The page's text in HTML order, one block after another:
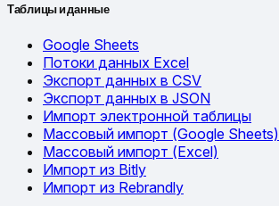
Таблицы и данные
Google Sheets
Потоки данных Excel
Экспорт данных в CSV
Экспорт данных в JSON
Импорт электронной таблицы
Массовый импорт (Google Sheets)
Массовый импорт (Excel)
Импорт из Bitly
Импорт из Rebrandly